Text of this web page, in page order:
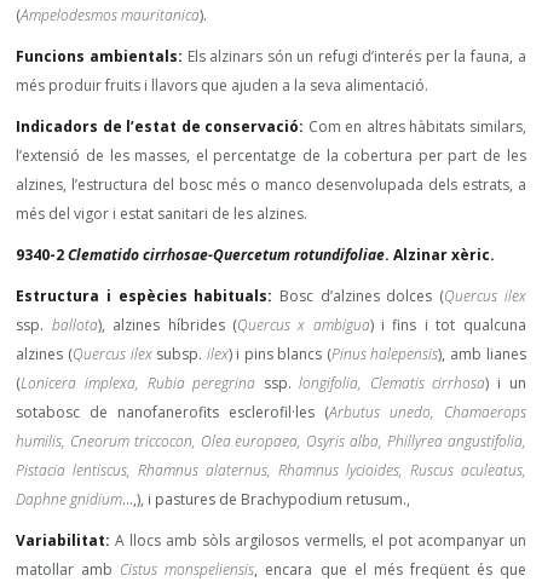
(Ampelodesmos mauritanica).
Funcions ambientals: Els alzinars són un refugi d’interés per la fauna, a
més produir fruits i llavors que ajuden a la seva alimentació.
Indicadors de l’estat de conservació: Com en altres hàbitats similars,
l’extensió de les masses, el percentatge de la cobertura per part de les
alzines, l’estructura del bosc més o manco desenvolupada dels estrats, a
més del vigor i estat sanitari de les alzines.
9340-2Clematido cirrhosae-Quercetum rotundifoliae. Alzinar xèric.
Estructura i espècies habituals: Bosc d’alzines dolces (Quercus ilex
ssp. ballota), alzines híbrides (Quercus x ambigua) i fins i tot qualcuna
alzines (Quercus ilexsubsp. ilex) i pins blancs (Pinus halepensis), amb lianes
(Lonicera implexa, Rubia peregrina ssp.longifolia, Clematis cirrhosa) i un
sotabosc de nanofanerofits esclerofil·les (Arbutus unedo, Chamaerops
humilis, Cneorum triccocon, Olea europaea, Osyris alba, Phillyrea angustifolia,
Pistacia lentiscus, Rhamnus alaternus, Rhamnus lycioides, Ruscus aculeatus,
Daphne gnidium…,), i pastures de Brachypodium retusum.,
Variabilitat: A llocs amb sòls argilosos vermells, el pot acompanyar un
matollar amb Cistus monspeliensis, encara que el més freqüent és que